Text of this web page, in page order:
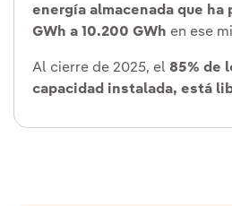
energía almacenada que ha
GWh a 10.200 GWh en ese
Al cierre de 2025, el 85% de
capacidad instalada, está